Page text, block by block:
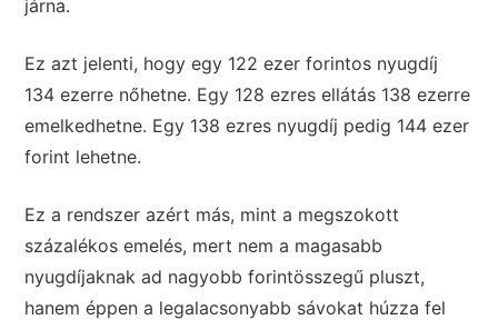
járna.
Ez azt jelenti, hogy egy 122 ezer forintos nyugdíj
134 ezerre nőhetne. Egy 128 ezres ellátás 138 ezerre
emelkedhetne. Egy 138 ezres nyugdíj pedig 144 ezer
forint lehetne.
Ez a rendszer azért más, mint a megszokott
százalékos emelés, mert nem a magasabb
nyugdíjaknak ad nagyobb forintösszegű pluszt,
hanem éppen a legalacsonyabb sávokat húzza fel